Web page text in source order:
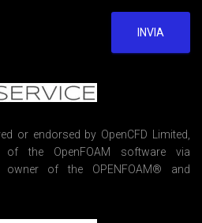
INVIA
or endorsed by OpenCFD Limited,
of the OpenFOAM software via
owner of the OPENFOAM® and